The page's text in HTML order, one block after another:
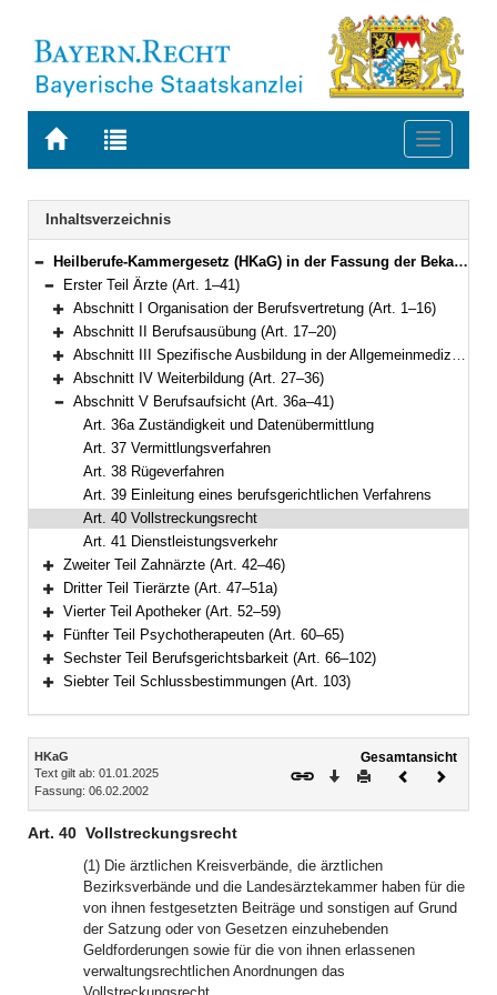
Zur
BAYERN.RECHT
Zur
letzten
Suche
Toggle
Navigation
Inhaltsverzeichnis
Bereich reduzieren
Heilberufe-Kammergesetz (HKaG) in der Fassung der Bekanntmachung vom 6. Februar 2002 (GVBl. S. 42, 43) BayRS 2122-3-G (Art. 1–103)
Bereich reduzieren
Erster Teil Ärzte (Art. 1–41)
Bereich erweitern
Abschnitt I Organisation der Berufsvertretung (Art. 1–16)
Bereich erweitern
Abschnitt II Berufsausübung (Art. 17–20)
Bereich erweitern
Abschnitt III Spezifische Ausbildung in der Allgemeinmedizin; Praktische Ärzte (Art. 21–26)
Bereich erweitern
Abschnitt IV Weiterbildung (Art. 27–36)
Bereich reduzieren
Abschnitt V Berufsaufsicht (Art. 36a–41)
Art. 36a Zuständigkeit und Datenübermittlung
Art. 37 Vermittlungsverfahren
Art. 38 Rügeverfahren
Art. 39 Einleitung eines berufsgerichtlichen Verfahrens
Art. 40 Vollstreckungsrecht
Art. 41 Dienstleistungsverkehr
Bereich erweitern
Zweiter Teil Zahnärzte (Art. 42–46)
Bereich erweitern
Dritter Teil Tierärzte (Art. 47–51a)
Bereich erweitern
Vierter Teil Apotheker (Art. 52–59)
Bereich erweitern
Fünfter Teil Psychotherapeuten (Art. 60–65)
Bereich erweitern
Sechster Teil Berufsgerichtsbarkeit (Art. 66–102)
Siebter Teil Schlussbestimmungen (Art. 103)
Inhalt
HKaG
Text gilt ab: 01.01.2025
Fassung: 06.02.2002
Gesamtansicht
Download
DruckenVorheriges
Art. 40 Vollstreckungsrecht
(1) Die ärztlichen Kreisverbände, die ärztlichen
Bezirksverbände und die Landesärztekammer haben für die
von ihnen festgesetzten Beiträge und sonstigen auf Grund
der Satzung oder von Gesetzen einzuhebenden
Geldforderungen sowie für die von ihnen erlassenen
verwaltungsrechtlichen Anordnungen das